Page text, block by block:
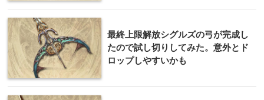
最終上限解放シグルズの弓が完成し
たので試し切りしてみた。意外とド
ロップしやすいかも